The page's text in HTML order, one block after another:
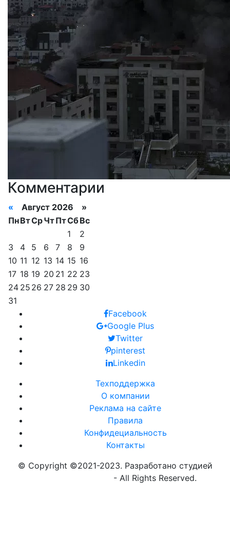
Комментарии
« Август 2026 »
ПнВтСрЧтПтСбВс
1
2
3
4 5 6 7 8
9
10 11 12 13 14 15 16
17 18 19 20 21 22 23
24 25 26 27 28 29 30
31
Facebook
Google Plus
Twitter
pinterest
Linkedin
Техподдержка
О компании
Реклама на сайте
Правила
Конфидециальность
Контакты
© Copyright ©2021-2023. Разработано студией
- All Rights Reserved.